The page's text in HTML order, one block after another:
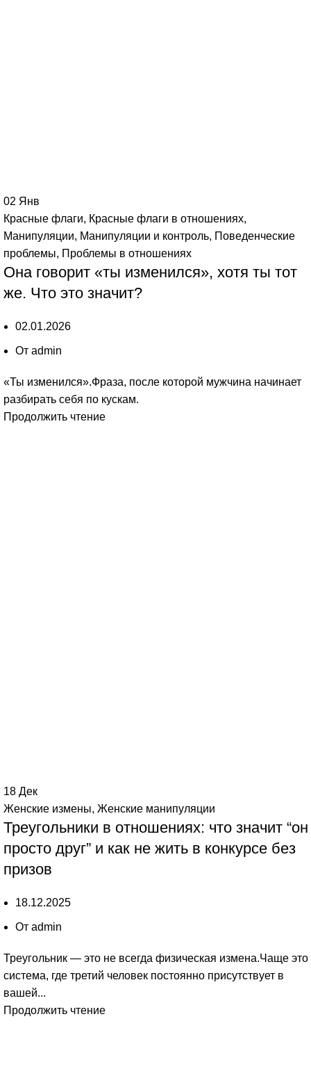
02 Янв
Красные флаги, Красные флаги в отношениях,
Манипуляции, Манипуляции и контроль, Поведенческие
проблемы, Проблемы в отношениях
Она говорит «ты изменился», хотя ты тот
же. Что это значит?
02.01.2026
От admin
«Ты изменился».Фраза, после которой мужчина начинает
разбирать себя по кускам.
Продолжить чтение
18 Дек
Женские измены, Женские манипуляции
Треугольники в отношениях: что значит “он
просто друг” и как не жить в конкурсе без
призов
18.12.2025
От admin
Треугольник — это не всегда физическая измена.Чаще это
система, где третий человек постоянно присутствует в
вашей...
Продолжить чтение